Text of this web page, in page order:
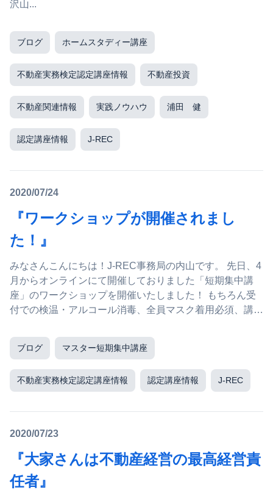
沢山...
ブログ ホームスタディー講座
不動産実務検定認定講座情報 不動産投資
不動産関連情報 実践ノウハウ 浦田 健
認定講座情報 J-REC
2020/07/24
『ワークショップが開催されまし
た！』
みなさんこんにちは！J-REC事務局の内山です。 先日、4
月からオンラインにて開催しておりました「短期集中講
座」のワークショップを開催いたしました！ もちろん受
付での検温・アルコール消毒、全員マスク着用必須、講義
ブログ マスター短期集中講座
不動産実務検定認定講座情報 認定講座情報 J-REC
2020/07/23
『大家さんは不動産経営の最高経営責
任者』